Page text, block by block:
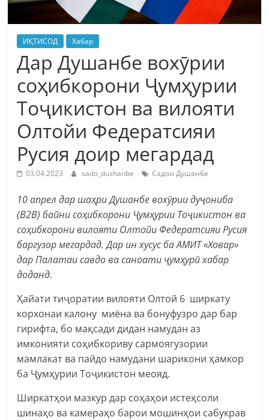
ИҚТИСОД Хабар
Дар Душанбе вохӯрии
соҳибкорони Ҷумҳурии
Тоҷикистон ва вилояти
Олтойи Федератсияи
Русия доир мегардад
03.04.2023 sado_dushanbe Садои Душанбе
10 апрел дар шаҳри Душанбе вохӯрии дуҷониба
(B2B) байни соҳибкорони Ҷумҳурии Тоҷикистон ва
соҳибкорони вилояти Олтойи Федератсияи Русия
баргузор мегардад. Дар ин хусус ба АМИТ «Ховар»
дар Палатаи савдо ва саноати ҷумҳурӣ хабар
доданд.
Ҳайати тиҷоратии вилояти Олтой 6 ширкату
корхонаи калону миёна ва бонуфузро дар бар
гирифта, бо мақсади дидан намудан аз
имконияти соҳибкориву сармоягузории
мамлакат ва пайдо намудани шарикони ҳамкор
ба Ҷумҳурии Тоҷикистон меояд.
Ширкатҳои мазкур дар соҳаҳои истеҳсоли
шинаҳо ва камераҳо барои мошинҳои сабукрав